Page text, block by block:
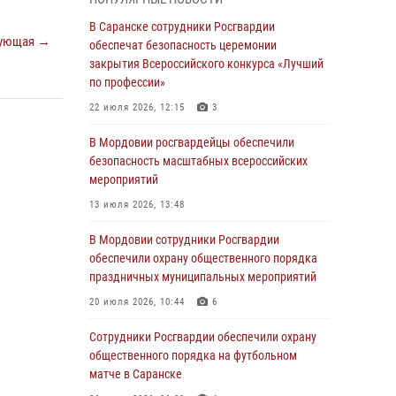
→
Росгвардейцы обеспечили общественную
безопасность во время проведения
масштабного праздника в Темникове
05 августа 2026, 09:04
Помощь из Мордовии защитникам Отечества:
центр лицензионно-разрешительной работы
передал очередную партию вооружения в
Сотрудники Росгвардии Мордовии стали
призерами республиканских соревнований по
служебному шестиборью
В Саранске росгвардейцы пресекли
нарушение правопорядка: «отдых» на
лавочке закончился в отделе полиции
В Саранске сотрудники Росгвардии
обеспечат безопасность церемонии
закрытия Всероссийского конкурса «Лучший
по профессии»
22 июля 2026, 12:15 3
В Мордовии росгвардейцы обеспечили
безопасность масштабных всероссийских
мероприятий
13 июля 2026, 13:48
В Мордовии сотрудники Росгвардии
обеспечили охрану общественного порядка
праздничных муниципальных мероприятий
20 июля 2026, 10:44 6
Сотрудники Росгвардии обеспечили охрану
общественного порядка на футбольном
матче в Саранске